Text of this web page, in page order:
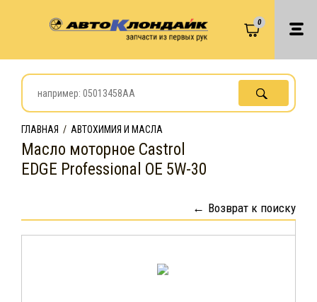
0
ГЛАВНАЯ / АВТОХИМИЯ И МАСЛА
Масло моторное Castrol
EDGE Professional OE 5W-30
Возврат к поиску